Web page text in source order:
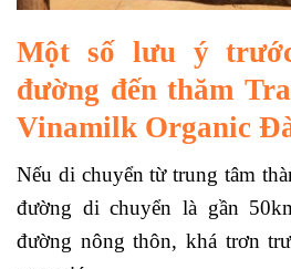
Một số lưu ý
đường đến thăm
Vinamilk Organic
Nếu di chuyển từ trung tâm
đường di chuyển là gần
đường nông thôn, khá trơn